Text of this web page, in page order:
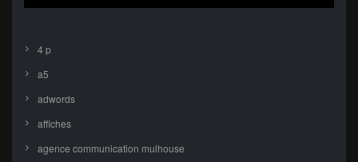
4 p
a5
adwords
affiches
agence communication mulhouse